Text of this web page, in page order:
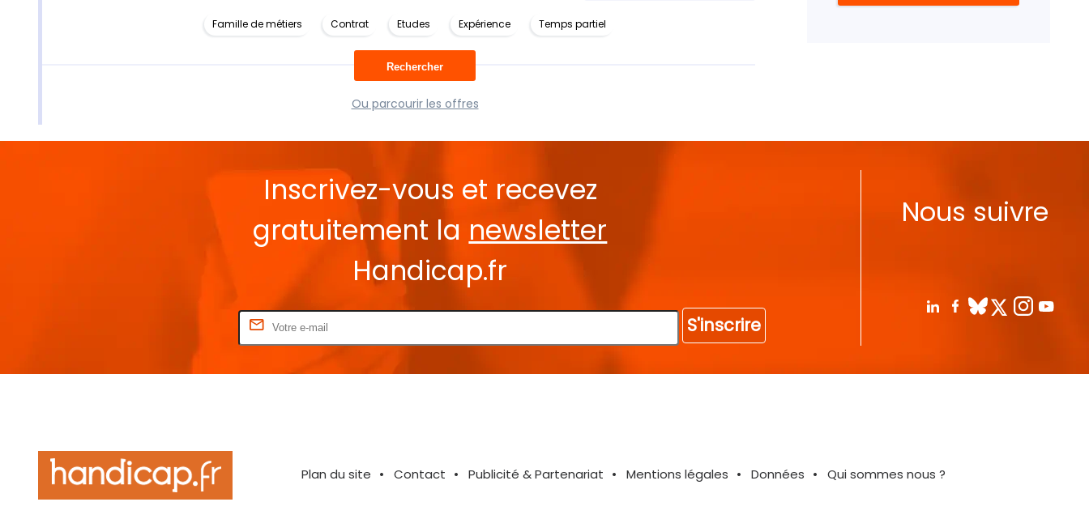
Famille de métiers Contrat Etudes Expérience Temps partiel
Ou parcourir les offres
Inscrivez-vous et recevez
gratuitement la newsletter
Handicap.fr
S'inscrire
Nous suivre
Plan du site Contact Publicité & Partenariat Mentions légales Données Qui sommes nous ?